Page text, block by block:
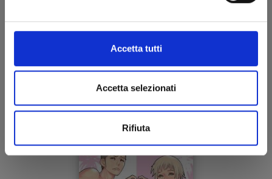
Accetta tutti
Accetta selezionati
Rifiuta
€ 6,50